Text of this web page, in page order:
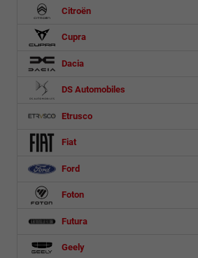
Citroën
Cupra
Dacia
DS Automobiles
Etrusco
Fiat
Ford
Foton
Futura
Geely